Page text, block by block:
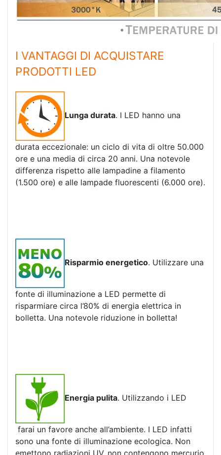
I VANTAGGI DI ACQUISTARE
PRODOTTI LED
Lunga durata. I LED hanno una
durata eccezionale: un ciclo di vita di oltre 50.000
ore e una media di circa 20 anni. Una notevole
differenza rispetto alle lampadine a filamento
(1.500 ore) e alle lampade fluorescenti (6.000 ore).
Risparmio energetico. Utilizzare una
fonte di illuminazione a LED permette di
risparmiare circa l’80% di energia elettrica in
bolletta. Una notevole riduzione in bolletta!
Energia pulita. Utilizzando i LED
farai un favore anche all’ambiente. I LED infatti
sono una fonte di illuminazione ecologica. Non